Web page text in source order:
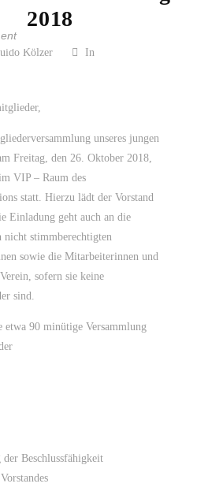
Kölzer
In
unseres jungen
Freitag, den 26. Oktober 2018,
VIP – Raum des
statt. Hierzu lädt der Vorstand
Einladung geht auch an die
nicht stimmberechtigten
sowie die Mitarbeiterinnen und
sofern sie keine
sind.
etwa 90 minütige Versammlung
der Beschlussfähigkeit